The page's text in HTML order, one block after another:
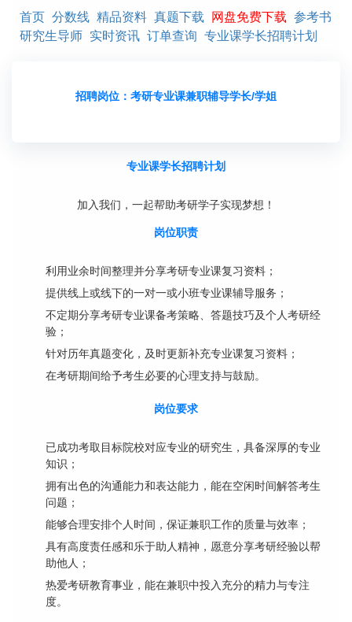
首页 分数线 精品资料 真题下载 网盘免费下载 参考书
研究生导师 实时资讯 订单查询 专业课学长招聘计划
招聘岗位：考研专业课兼职辅导学长/学姐
专业课学长招聘计划
加入我们，一起帮助考研学子实现梦想！
岗位职责
利用业余时间整理并分享考研专业课复习资料；
提供线上或线下的一对一或小班专业课辅导服务；
不定期分享考研专业课备考策略、答题技巧及个人考研经
验；
针对历年真题变化，及时更新补充专业课复习资料；
在考研期间给予考生必要的心理支持与鼓励。
岗位要求
已成功考取目标院校对应专业的研究生，具备深厚的专业
知识；
拥有出色的沟通能力和表达能力，能在空闲时间解答考生
问题；
能够合理安排个人时间，保证兼职工作的质量与效率；
具有高度责任感和乐于助人精神，愿意分享考研经验以帮
助他人；
热爱考研教育事业，能在兼职中投入充分的精力与专注
度。